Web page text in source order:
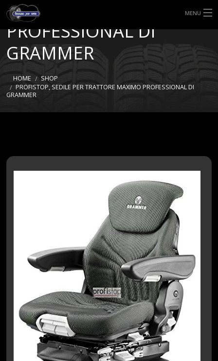
MENU
HOME
TIPI DI GOMME
MISURE GOMME
TRATTORE MAXIMO
PROFESSIONAL DI
GRAMMER
HOME
SHOP
PROFISTOP, SEDILE PER TRATTORE MAXIMO PROFESSIONAL DI
GRAMMER